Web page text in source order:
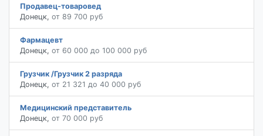
Продавец-товаровед
Донецк, от 89 700 руб
Фармацевт
Донецк, от 60 000 до 100 000 руб
Грузчик /Грузчик 2 разряда
Донецк, от 21 321 до 40 000 руб
Медицинский представитель
Донецк, от 70 000 руб